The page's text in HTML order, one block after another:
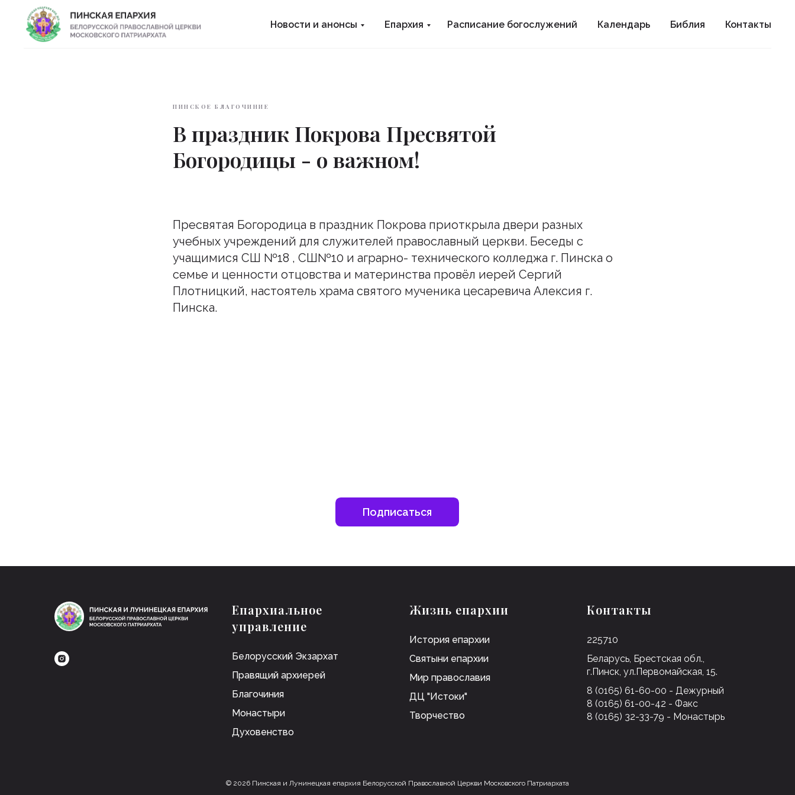
Новости и анонсы Епархия Расписание богослужений Календарь Библия Контакты
ПИНСКОЕ БЛАГОЧИНИЕ
В праздник Покрова Пресвятой
Богородицы - о важном!
Пресвятая Богородица в праздник Покрова приоткрыла двери разных
учебных учреждений для служителей православный церкви. Беседы с
учащимися СШ №18 , СШ№10 и аграрно- технического колледжа г. Пинска о
семье и ценности отцовства и материнства провёл иерей Сергий
Плотницкий, настоятель храма святого мученика цесаревича Алексия г.
Пинска.
Епархиальное
управление
Белорусский Экзархат
Правящий архиерей
Благочиния
Монастыри
Духовенство
Жизнь епархии
История епархии
Святыни епархии
Мир православия
ДЦ "Истоки"
Творчество
Контакты
225710
Беларусь, Брестская обл.,
г.Пинск, ул.Первомайская, 15.
8 (0165) 61-60-00 - Дежурный
8 (0165) 61-00-42 - Факс
8 (0165) 32-33-79 - Монастырь
© 2026 Пинская и Лунинецкая епархия Белорусской Православной Церкви Московского Патриархата